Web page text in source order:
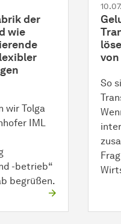
der
wie
wir Tolga
IML
-betrieb“
begrüßen.
So